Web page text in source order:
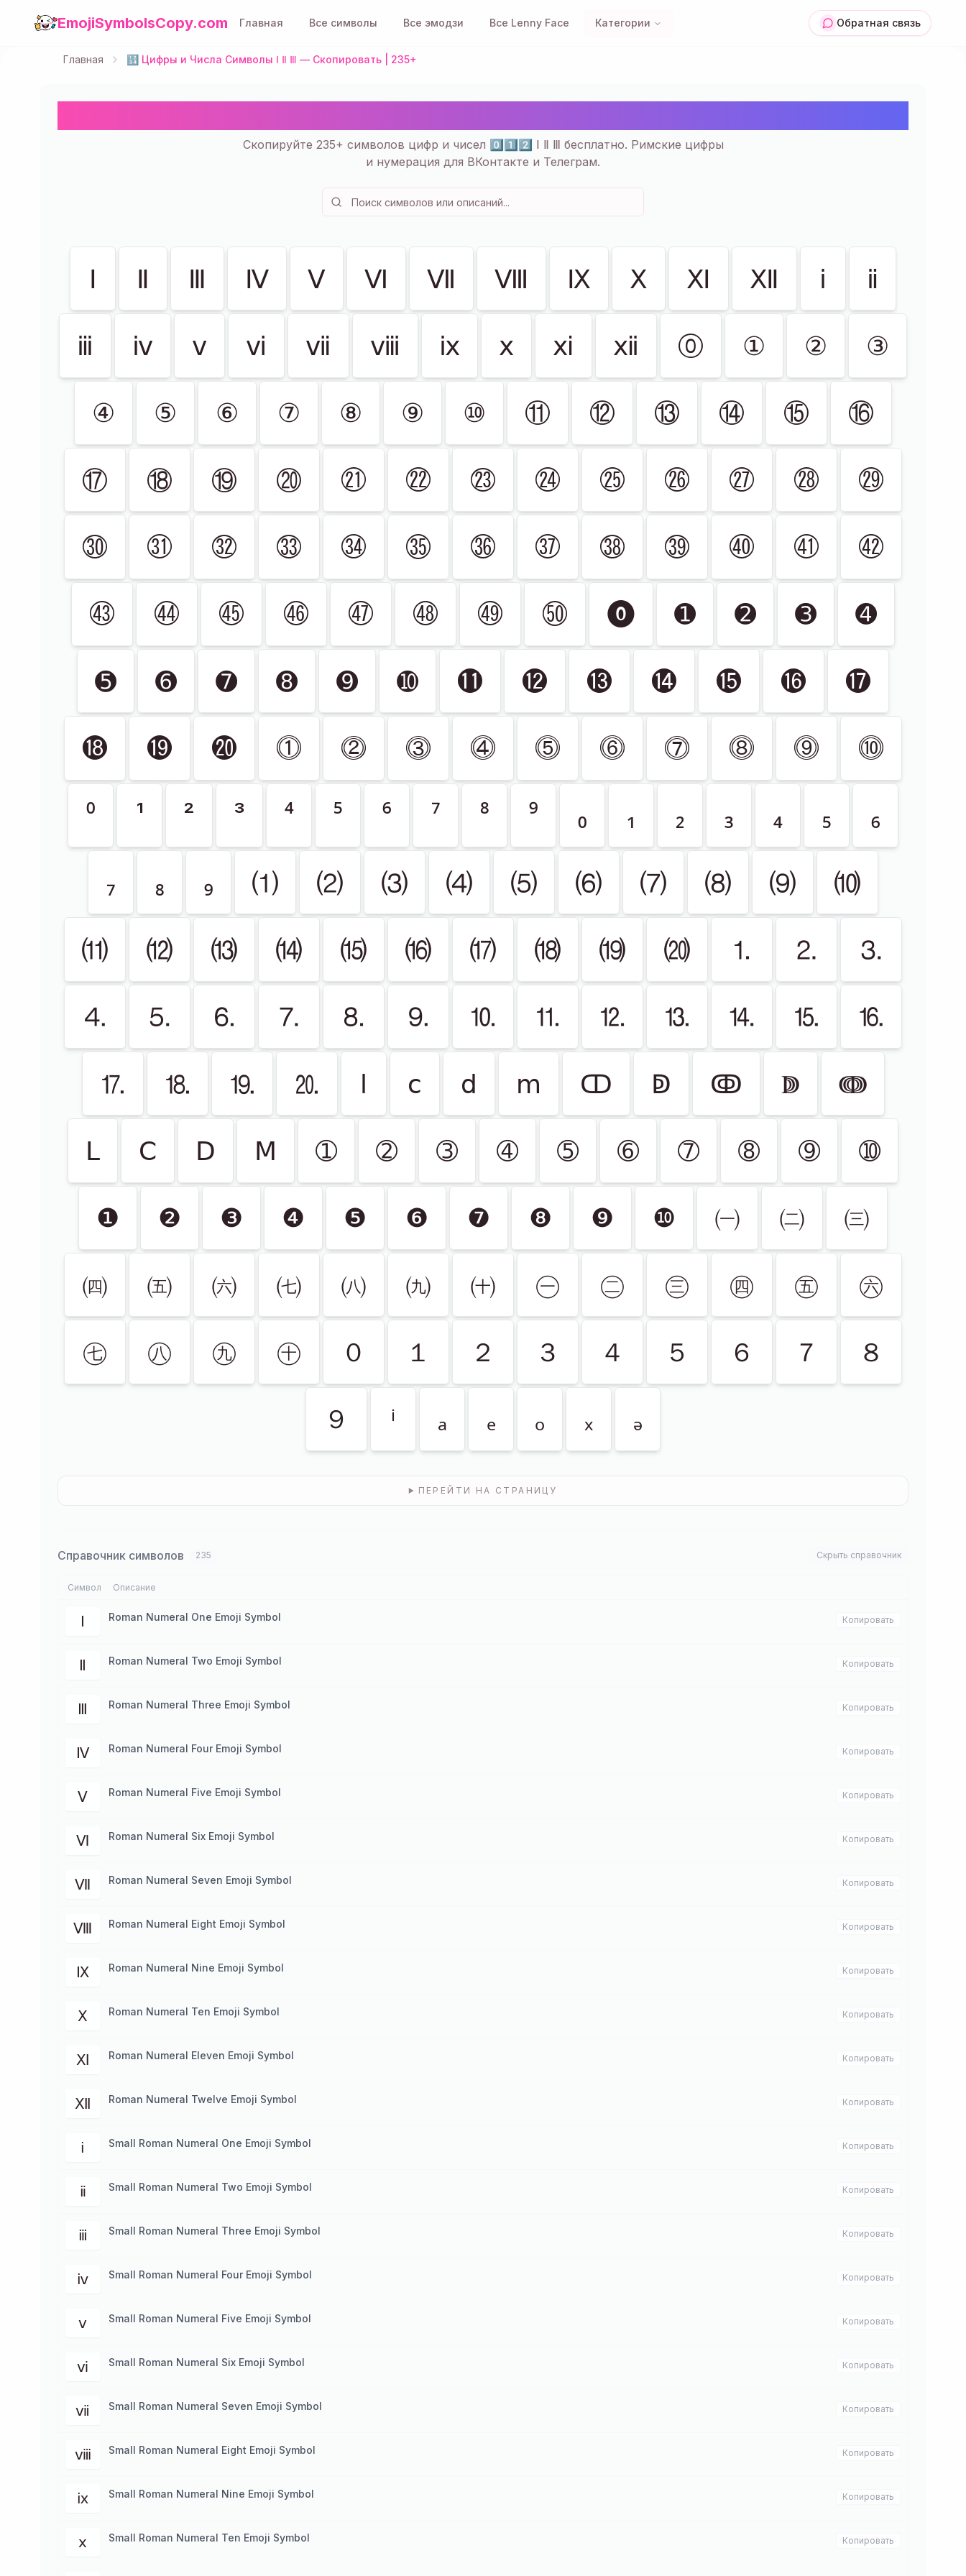
EmojiSymbolsCopy.com Главная Все символы Все эмодзи Все Lenny Face Категории Обратная связь
Главная 🔢 Цифры и Числа Символы Ⅰ Ⅱ Ⅲ — Скопировать | 235+
Скопируйте 235+ символов цифр и чисел 0️⃣1️⃣2️⃣ Ⅰ Ⅱ Ⅲ бесплатно. Римские цифры
и нумерация для ВКонтакте и Телеграм.
Ⅰ Ⅱ Ⅲ Ⅳ Ⅴ Ⅵ Ⅶ Ⅷ Ⅸ Ⅹ Ⅺ Ⅻ ⅰ ⅱ
ⅲ ⅳ ⅴ ⅵ ⅶ ⅷ ⅸ ⅹ ⅺ ⅻ ⓪ ① ② ③
④ ⑤ ⑥ ⑦ ⑧ ⑨ ⑩ ⑪ ⑫ ⑬ ⑭ ⑮ ⑯
⑰ ⑱ ⑲ ⑳ ㉑ ㉒ ㉓ ㉔ ㉕ ㉖ ㉗ ㉘ ㉙
㉚ ㉛ ㉜ ㉝ ㉞ ㉟ ㊱ ㊲ ㊳ ㊴ ㊵ ㊶ ㊷
㊸ ㊹ ㊺ ㊻ ㊼ ㊽ ㊾ ㊿ ⓿ ➊ ➋ ➌ ➍
➎ ➏ ➐ ➑ ➒ ➓ ⓫ ⓬ ⓭ ⓮ ⓯ ⓰ ⓱
⓲ ⓳ ⓴ ⓵ ⓶ ⓷ ⓸ ⓹ ⓺ ⓻ ⓼ ⓽ ⓾
⁰ ¹ ² ³ ⁴ ⁵ ⁶ ⁷ ⁸ ⁹ ₀ ₁ ₂ ₃ ₄ ₅ ₆
₇ ₈ ₉ ⑴ ⑵ ⑶ ⑷ ⑸ ⑹ ⑺ ⑻ ⑼ ⑽
⑾ ⑿ ⒀ ⒁ ⒂ ⒃ ⒄ ⒅ ⒆ ⒇ ⒈ ⒉ ⒊
⒋ ⒌ ⒍ ⒎ ⒏ ⒐ ⒑ ⒒ ⒓ ⒔ ⒕ ⒖ ⒗
⒘ ⒙ ⒚ ⒛ ⅼ ⅽ ⅾ ⅿ ↀ ↁ ↂ ↇ ↈ
Ⅼ Ⅽ Ⅾ Ⅿ ➀ ➁ ➂ ➃ ➄ ➅ ➆ ➇ ➈ ➉
❶ ❷ ❸ ❹ ❺ ❻ ❼ ❽ ❾ ❿ ㈠ ㈡ ㈢
㈣ ㈤ ㈥ ㈦ ㈧ ㈨ ㈩ ㊀ ㊁ ㊂ ㊃ ㊄ ㊅
㊆ ㊇ ㊈ ㊉ ０ １ ２ ３ ４ ５ ６ ７ ８
９ ⁱ ₐ ₑ ₒ ₓ ₔ
ПЕРЕЙТИ НА СТРАНИЦУ
Справочник символов 235 Скрыть справочник
Символ Описание
Ⅰ Roman Numeral One Emoji Symbol Копировать
Ⅱ Roman Numeral Two Emoji Symbol Копировать
Ⅲ Roman Numeral Three Emoji Symbol Копировать
Ⅳ Roman Numeral Four Emoji Symbol Копировать
Ⅴ Roman Numeral Five Emoji Symbol Копировать
Ⅵ Roman Numeral Six Emoji Symbol Копировать
Ⅶ Roman Numeral Seven Emoji Symbol Копировать
Ⅷ Roman Numeral Eight Emoji Symbol Копировать
Ⅸ Roman Numeral Nine Emoji Symbol Копировать
Ⅹ Roman Numeral Ten Emoji Symbol Копировать
Ⅺ Roman Numeral Eleven Emoji Symbol Копировать
Ⅻ Roman Numeral Twelve Emoji Symbol Копировать
ⅰ Small Roman Numeral One Emoji Symbol Копировать
ⅱ Small Roman Numeral Two Emoji Symbol Копировать
ⅲ Small Roman Numeral Three Emoji Symbol Копировать
ⅳ Small Roman Numeral Four Emoji Symbol Копировать
ⅴ Small Roman Numeral Five Emoji Symbol Копировать
ⅵ Small Roman Numeral Six Emoji Symbol Копировать
ⅶ Small Roman Numeral Seven Emoji Symbol Копировать
ⅷ Small Roman Numeral Eight Emoji Symbol Копировать
ⅸ Small Roman Numeral Nine Emoji Symbol Копировать
ⅹ Small Roman Numeral Ten Emoji Symbol Копировать